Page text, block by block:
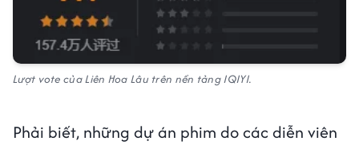
Lượt vote của Liên Hoa Lâu trên nền tảng IQIYI.
Phải biết, những dự án phim do các diễn viên